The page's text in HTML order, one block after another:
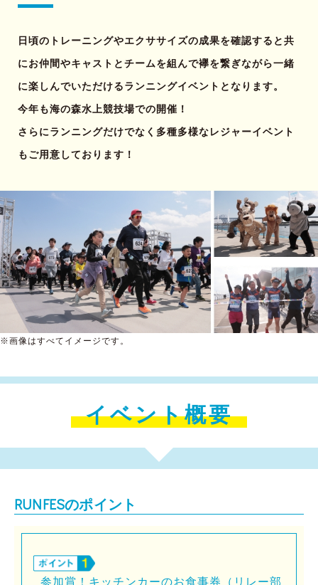
日頃のトレーニングやエクササイズの成果を確認すると共
にお仲間やキャストとチームを組んで襷を繋ぎながら一緒
に楽しんでいただけるランニングイベントとなります。
今年も海の森水上競技場での開催！
さらにランニングだけでなく多種多様なレジャーイベント
もご用意しております！
※画像はすべてイメージです。
イベント概要
RUNFESのポイント
参加賞！キッチンカーのお食事券（リレー部